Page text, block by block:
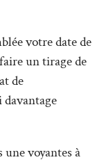
votre date de
un tirage de
de
davantage
une voyantes à